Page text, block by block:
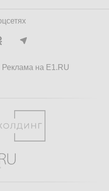
Реклама на E1.RU